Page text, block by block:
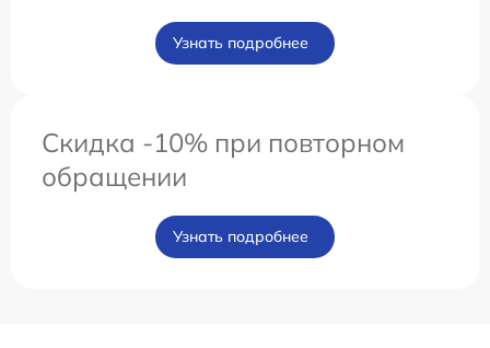
Узнать подробнее
Скидка -10% при повторном
обращении
Узнать подробнее